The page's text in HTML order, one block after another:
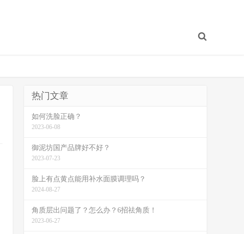
热门文章
如何洗脸正确？
2023-06-08
御泥坊国产品牌好不好？
2023-07-23
脸上有点黄点能用补水面膜调理吗？
2024-08-27
角质层出问题了？怎么办？6招祛角质！
2023-06-27